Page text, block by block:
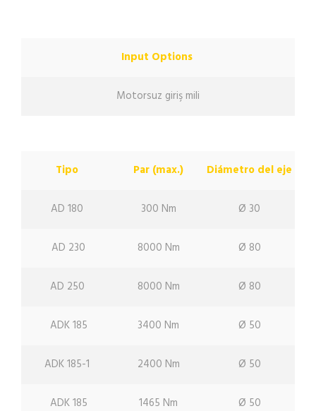
Input Options
Motorsuz giriş mili
Tipo Par (max.) Diámetro del eje
AD 180 300 Nm Ø 30
AD 230 8000 Nm Ø 80
AD 250 8000 Nm Ø 80
ADK 185 3400 Nm Ø 50
ADK 185-1 2400 Nm Ø 50
ADK 185 1465 Nm Ø 50